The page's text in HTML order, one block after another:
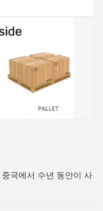
국에서 수년 동안이 사